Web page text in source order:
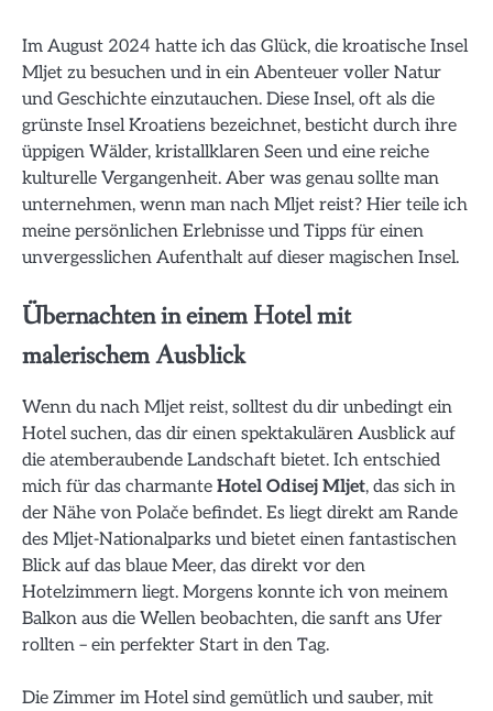
Im August 2024 hatte ich das Glück, die kroatische Insel
Mljet zu besuchen und in ein Abenteuer voller Natur
und Geschichte einzutauchen. Diese Insel, oft als die
grünste Insel Kroatiens bezeichnet, besticht durch ihre
üppigen Wälder, kristallklaren Seen und eine reiche
kulturelle Vergangenheit. Aber was genau sollte man
unternehmen, wenn man nach Mljet reist? Hier teile ich
meine persönlichen Erlebnisse und Tipps für einen
unvergesslichen Aufenthalt auf dieser magischen Insel.
Übernachten in einem Hotel mit
malerischem Ausblick
Wenn du nach Mljet reist, solltest du dir unbedingt ein
Hotel suchen, das dir einen spektakulären Ausblick auf
die atemberaubende Landschaft bietet. Ich entschied
mich für das charmante Hotel Odisej Mljet, das sich in
der Nähe von Polače befindet. Es liegt direkt am Rande
des Mljet-Nationalparks und bietet einen fantastischen
Blick auf das blaue Meer, das direkt vor den
Hotelzimmern liegt. Morgens konnte ich von meinem
Balkon aus die Wellen beobachten, die sanft ans Ufer
rollten – ein perfekter Start in den Tag.
Die Zimmer im Hotel sind gemütlich und sauber, mit